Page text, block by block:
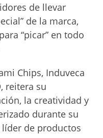
de llevar
de la marca,
“picar” en todo
Chips, Induveca
reitera su
la creatividad y
durante su
de productos